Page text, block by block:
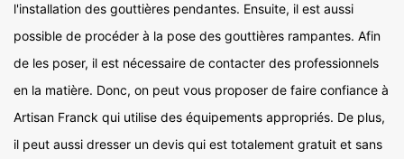
l'installation des gouttières pendantes. Ensuite, il est aussi
possible de procéder à la pose des gouttières rampantes. Afin
de les poser, il est nécessaire de contacter des professionnels
en la matière. Donc, on peut vous proposer de faire confiance à
Artisan Franck qui utilise des équipements appropriés. De plus,
il peut aussi dresser un devis qui est totalement gratuit et sans